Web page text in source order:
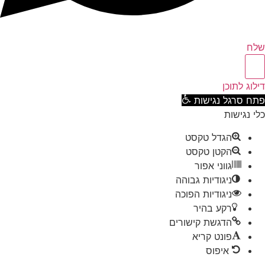
לתוכן
סרגל נגישות
נגישות
הגדל טקסט
הקטן טקסט
גווני אפור
ניגודיות גבוהה
ניגודיות הפוכה
רקע בהיר
הדגשת קישורים
פונט קריא
איפוס